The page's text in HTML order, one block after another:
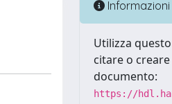
Informazioni
Utilizza
citare o
documento:
https://